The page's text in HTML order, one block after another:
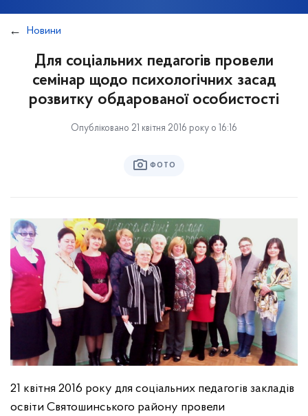
Новини
Для соціальних педагогів провели
семінар щодо психологічних засад
розвитку обдарованої особистості
Опубліковано 21 квітня 2016 року о 16:16
ФОТО
21 квітня 2016 року для соціальних педагогів закладів
освіти Святошинського району провели